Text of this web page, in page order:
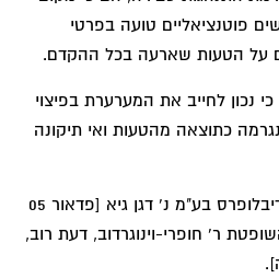
פוטנציאליים טועה בפרטי
על הטעות שארעה בכל ההקדם.
כי נכון לחייב את המערערת בפיצוי
כתוצאה מהטעות ואי תיקונה
[ע"א 04 / 2081 אנגל ג'נרל דיבלופרס בע"מ נ' דגן גיא [פדאור 05
השופטת ר' חופרי-וינוגרדוב, דעת רוב,